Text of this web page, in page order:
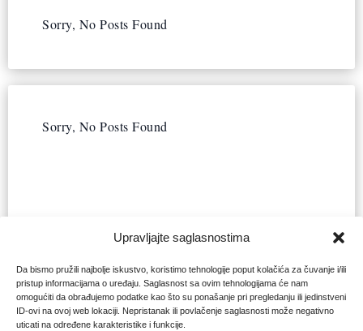
Upravljajte saglasnostima
Da bismo pružili najbolje iskustvo, koristimo tehnologije poput kolačića za čuvanje i/ili
pristup informacijama o uređaju. Saglasnost sa ovim tehnologijama će nam
omogućiti da obrađujemo podatke kao što su ponašanje pri pregledanju ili jedinstveni
ID-ovi na ovoj web lokaciji. Nepristanak ili povlačenje saglasnosti može negativno
uticati na određene karakteristike i funkcije.
Sorry, No Posts Found
Sorry, No Posts Found